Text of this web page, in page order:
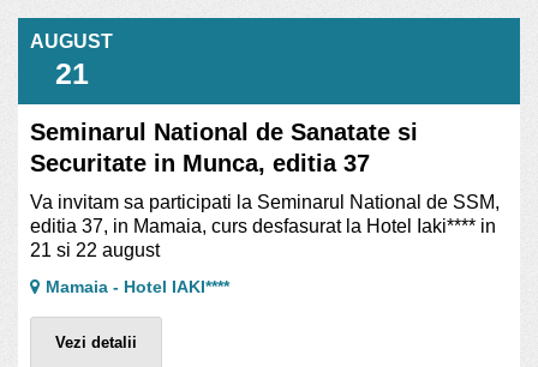
AUGUST
21
Seminarul National de Sanatate si
Securitate in Munca, editia 37
Va invitam sa participati la Seminarul National de SSM,
editia 37, in Mamaia, curs desfasurat la Hotel Iaki**** in
21 si 22 august
Mamaia - Hotel IAKI****
Vezi detalii